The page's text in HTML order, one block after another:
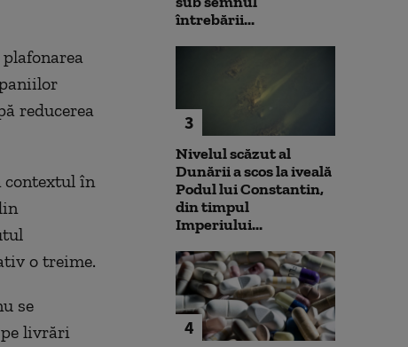
reducerea
contextul în
o treime.
se
livrări
întrebării...
3
Nivelul scăzut al
Dunării a scos la iveală
Podul lui Constantin,
din timpul
Imperiului...
4